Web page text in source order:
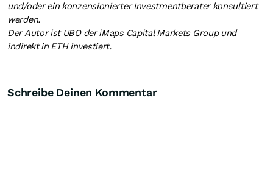
und/oder ein konzensionierter Investmentberater konsultiert
werden.
Der Autor ist UBO der iMaps Capital Markets Group und
indirekt in ETH investiert.
Schreibe Deinen Kommentar